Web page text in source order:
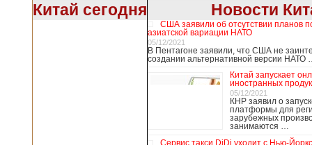
Китай сегодня Новости
США заявили об отсутствии планов
азиатской вариации НАТО
05/12/2021
В Пентагоне заявили, что США не
создании альтернативной версии НАТО
Китай запускает
иностранных
05/12/2021
КНР заявил о
платформы для
зарубежных
занимаются …
Сервис такси DiDi уходит с Нью-